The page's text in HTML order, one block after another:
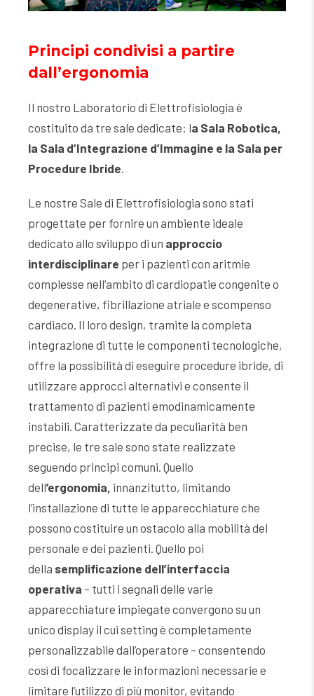
Principi condivisi a partire
dall’ergonomia
Il nostro Laboratorio di Elettrofisiologia è
costituito da tre sale dedicate: la Sala Robotica,
la Sala d’Integrazione d’Immagine e la Sala per
Procedure Ibride
Le nostre Sale di Elettrofisiologia sono stati
progettate per fornire un ambiente ideale
dedicato allo sviluppo di un approccio
interdisciplinare per i pazienti con aritmie
complesse nell’ambito di cardiopatie congenite o
degenerative, fibrillazione atriale e scompenso
cardiaco. Il loro design, tramite la completa
integrazione di tutte le componenti tecnologiche,
offre la possibilità di eseguire procedure ibride, di
utilizzare approcci alternativi e consente il
trattamento di pazienti emodinamicamente
instabili. Caratterizzate da peculiarità ben
precise, le tre sale sono state realizzate
seguendo principi comuni. Quello
dell’ergonomia, innanzitutto, limitando
l’installazione di tutte le apparecchiature che
possono costituire un ostacolo alla mobilità del
personale e dei pazienti. Quello poi
della semplificazione dell’interfaccia
operativa – tutti i segnali delle varie
apparecchiature impiegate convergono su un
unico display il cui setting è completamente
personalizzabile dall’operatore – consentendo
così di focalizzare le informazioni necessarie e
limitare l’utilizzo di più monitor, evitando